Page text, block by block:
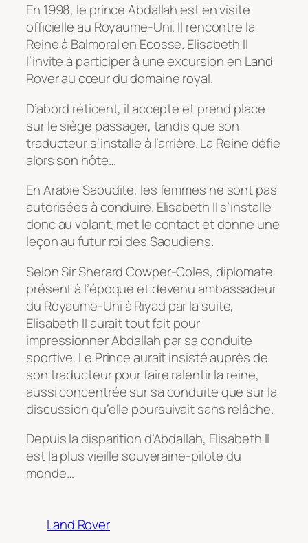
En 1998, le prince Abdallah est en visite
officielle au Royaume-Uni. Il rencontre la
Reine à Balmoral en Ecosse. Elisabeth II
l’invite à participer à une excursion en Land
Rover au cœur du domaine royal.
D’abord réticent, il accepte et prend place
sur le siège passager, tandis que son
traducteur s’installe à l’arrière. La Reine défie
alors son hôte…
En Arabie Saoudite, les femmes ne sont pas
autorisées à conduire. Elisabeth II s’installe
donc au volant, met le contact et donne une
leçon au futur roi des Saoudiens.
Selon Sir Sherard Cowper-Coles, diplomate
présent à l’époque et devenu ambassadeur
du Royaume-Uni à Riyad par la suite,
Elisabeth II aurait tout fait pour
impressionner Abdallah par sa conduite
sportive. Le Prince aurait insisté auprès de
son traducteur pour faire ralentir la reine,
aussi concentrée sur sa conduite que sur la
discussion qu’elle poursuivait sans relâche.
Depuis la disparition d’Abdallah, Elisabeth II
est la plus vieille souveraine-pilote du
monde…
Land Rover